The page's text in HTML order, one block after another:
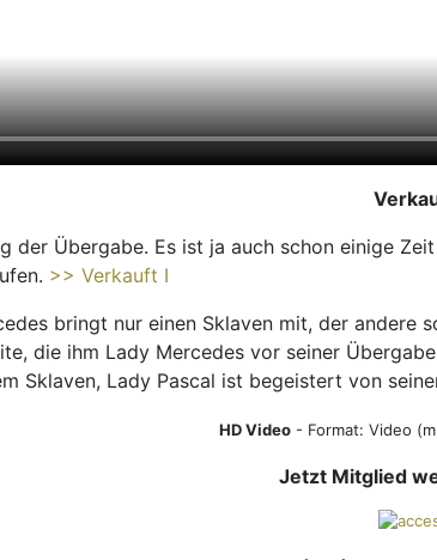
der Übergabe. Es ist ja auch schon einige
>> Verkauft I
bringt nur einen Sklaven mit, der andere
die ihm Lady Mercedes vor seiner
Sklaven, Lady Pascal ist begeistert von
HD Video - Format: Video
Jetzt Mitglied